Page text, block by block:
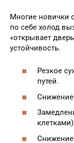
Многие новички
по себе холод
«открывает
устойчивость.
Резкое
путей.
Снижение
Снижение